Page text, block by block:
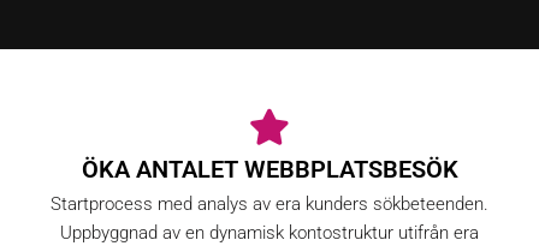
ÖKA ANTALET WEBBPLATSBESÖK
Startprocess med analys av era kunders sökbeteenden.
Uppbyggnad av en dynamisk kontostruktur utifrån era